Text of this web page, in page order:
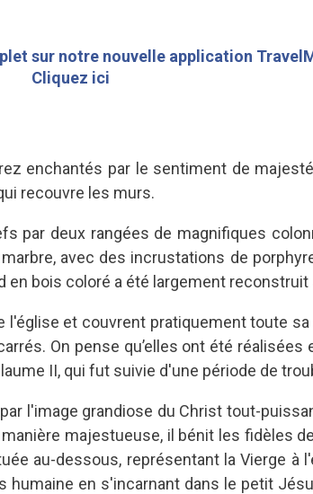
sur notre nouvelle application
Cliquez ici
enchantés par le sentiment de
recouvre les murs.
par deux rangées de magnifiques
avec des incrustations de
en bois coloré a été largement reconstruit
l'église et couvrent pratiquement toute
On pense qu’elles ont été réalisées
II, qui fut suivie d'une période de
l'image grandiose du Christ tout-
majestueuse, il bénit les fidèles
au-dessous, représentant la Vierge à
humaine en s'incarnant dans le petit